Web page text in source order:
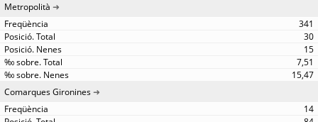
Metropolità
341
30
15
7,51
15,47
Comarques Gironines
14